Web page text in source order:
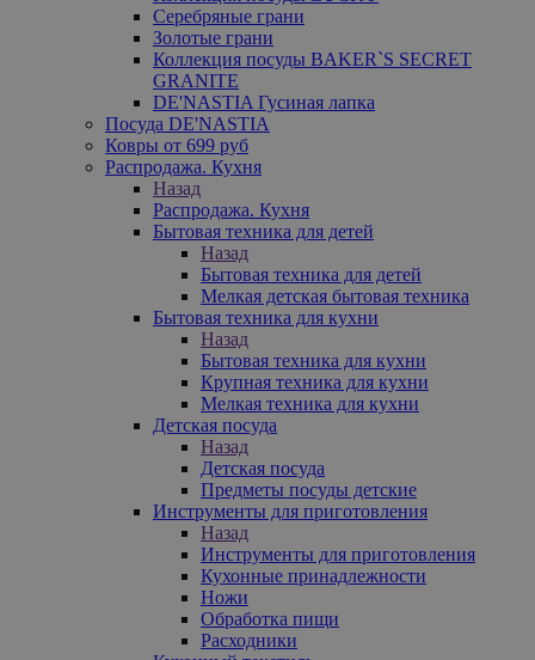
Серебряные грани
Золотые грани
Коллекция посуды BAKER`S SECRET
GRANITE
DE'NASTIA Гусиная лапка
Посуда DE'NASTIA
Ковры от 699 руб
Распродажа. Кухня
Назад
Распродажа. Кухня
Бытовая техника для детей
Назад
Бытовая техника для детей
Мелкая детская бытовая техника
Бытовая техника для кухни
Назад
Бытовая техника для кухни
Крупная техника для кухни
Мелкая техника для кухни
Детская посуда
Назад
Детская посуда
Предметы посуды детские
Инструменты для приготовления
Назад
Инструменты для приготовления
Кухонные принадлежности
Ножи
Обработка пищи
Расходники